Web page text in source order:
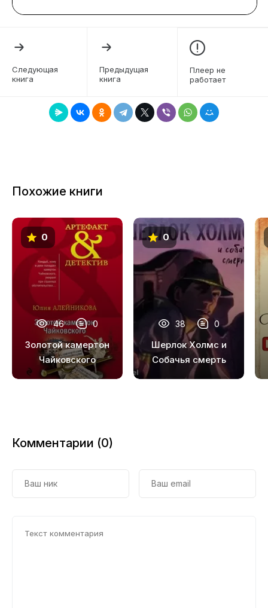
4
7
Следующая
книга
Предыдущая
книга
Плеер не
работает
Похожие книги
0
46 0
Золотой камертон
Чайковского
0
38 0
Шерлок Холмс и
Собачья смерть
Комментарии (0)